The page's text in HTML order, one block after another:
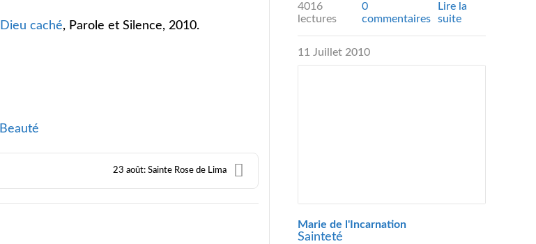
Dieu caché, Parole et Silence, 2010.
Beauté
23 août: Sainte Rose de Lima
4016
lectures
0
commentaires
Lire la
suite
11 Juillet 2010
Marie de l'Incarnation
Sainteté